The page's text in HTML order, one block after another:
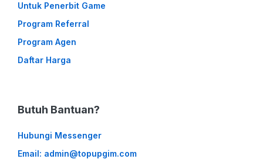
Untuk Penerbit Game
Program Referral
Program Agen
Daftar Harga
Butuh Bantuan?
Hubungi Messenger
Email: admin@topupgim.com